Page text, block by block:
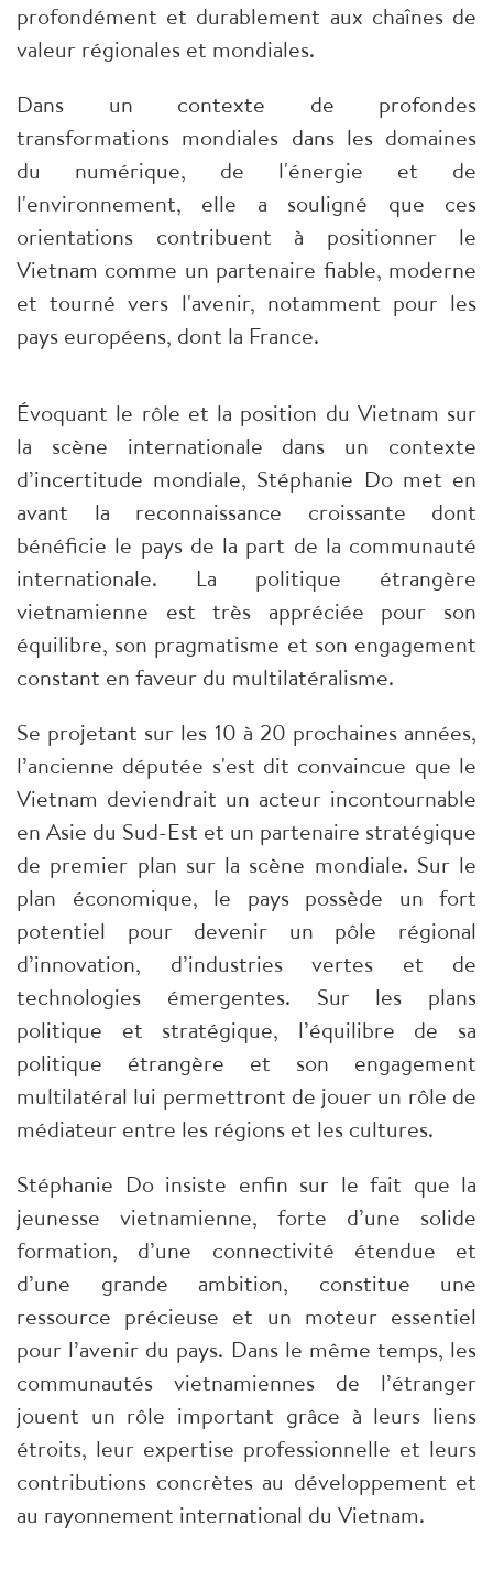
profondément et durablement aux chaînes de
valeur régionales et mondiales.
Dans un contexte de profondes
transformations mondiales dans les domaines
du numérique, de l'énergie et de
l'environnement, elle a souligné que ces
orientations contribuent à positionner le
Vietnam comme un partenaire fiable, moderne
et tourné vers l'avenir, notamment pour les
pays européens, dont la France.
Évoquant le rôle et la position du Vietnam sur
la scène internationale dans un contexte
d’incertitude mondiale, Stéphanie Do met en
avant la reconnaissance croissante dont
bénéficie le pays de la part de la communauté
internationale. La politique étrangère
vietnamienne est très appréciée pour son
équilibre, son pragmatisme et son engagement
constant en faveur du multilatéralisme.
Se projetant sur les 10 à 20 prochaines années,
l’ancienne députée s'est dit convaincue que le
Vietnam deviendrait un acteur incontournable
en Asie du Sud-Est et un partenaire stratégique
de premier plan sur la scène mondiale. Sur le
plan économique, le pays possède un fort
potentiel pour devenir un pôle régional
d’innovation, d’industries vertes et de
technologies émergentes. Sur les plans
politique et stratégique, l’équilibre de sa
politique étrangère et son engagement
multilatéral lui permettront de jouer un rôle de
médiateur entre les régions et les cultures.
Stéphanie Do insiste enfin sur le fait que la
jeunesse vietnamienne, forte d’une solide
formation, d’une connectivité étendue et
d’une grande ambition, constitue une
ressource précieuse et un moteur essentiel
pour l’avenir du pays. Dans le même temps, les
communautés vietnamiennes de l’étranger
jouent un rôle important grâce à leurs liens
étroits, leur expertise professionnelle et leurs
contributions concrètes au développement et
au rayonnement international du Vietnam.